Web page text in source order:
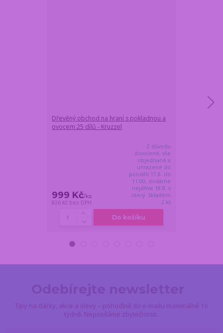
Dřevěný obchod na hraní s pokladnou a
ovocem 25 dílů - Kruzzel
999 Kč/ks
826 Kč bez DPH
Z důvodu
dovolené, vše
objednané a
uhrazené do
pondělí 17.8. do
11:00, dodáme
nejdříve 18.8. v
úterý. Skladem
2 ks
Do košíku
Tipy na dárky, akce a slevy – pohodlně do e-mailu maximálně 1x
týdně. Neposíláme zbytečnosti.